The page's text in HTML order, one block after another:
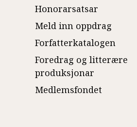
Honorarsatsar
Meld inn oppdrag
Forfatterkatalogen
Foredrag og litterære
produksjonar
Medlemsfondet